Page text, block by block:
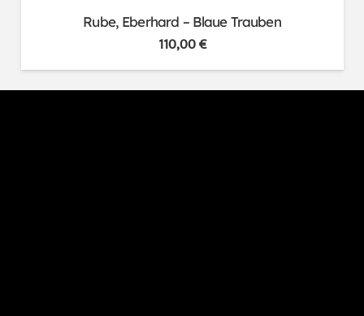
Rube, Eberhard – Blaue Trauben
110,00€